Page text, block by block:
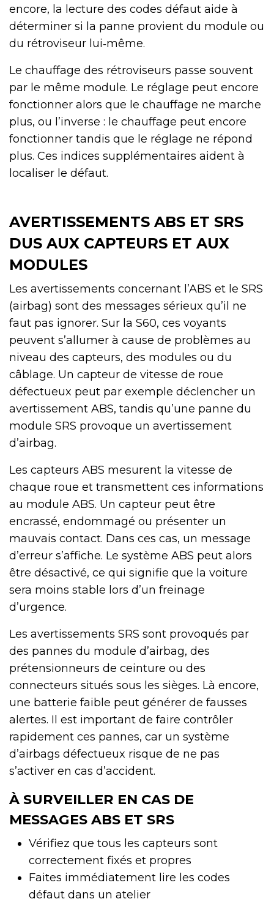
encore, la lecture des codes défaut aide à
déterminer si la panne provient du module ou
du rétroviseur lui‑même.
Le chauffage des rétroviseurs passe souvent
par le même module. Le réglage peut encore
fonctionner alors que le chauffage ne marche
plus, ou l’inverse : le chauffage peut encore
fonctionner tandis que le réglage ne répond
plus. Ces indices supplémentaires aident à
localiser le défaut.
AVERTISSEMENTS ABS ET SRS
DUS AUX CAPTEURS ET AUX
MODULES
Les avertissements concernant l’ABS et le SRS
(airbag) sont des messages sérieux qu’il ne
faut pas ignorer. Sur la S60, ces voyants
peuvent s’allumer à cause de problèmes au
niveau des capteurs, des modules ou du
câblage. Un capteur de vitesse de roue
défectueux peut par exemple déclencher un
avertissement ABS, tandis qu’une panne du
module SRS provoque un avertissement
d’airbag.
Les capteurs ABS mesurent la vitesse de
chaque roue et transmettent ces informations
au module ABS. Un capteur peut être
encrassé, endommagé ou présenter un
mauvais contact. Dans ces cas, un message
d’erreur s’affiche. Le système ABS peut alors
être désactivé, ce qui signifie que la voiture
sera moins stable lors d’un freinage
d’urgence.
Les avertissements SRS sont provoqués par
des pannes du module d’airbag, des
prétensionneurs de ceinture ou des
connecteurs situés sous les sièges. Là encore,
une batterie faible peut générer de fausses
alertes. Il est important de faire contrôler
rapidement ces pannes, car un système
d’airbags défectueux risque de ne pas
s’activer en cas d’accident.
À SURVEILLER EN CAS DE
MESSAGES ABS ET SRS
Vérifiez que tous les capteurs sont
correctement fixés et propres
Faites immédiatement lire les codes
défaut dans un atelier